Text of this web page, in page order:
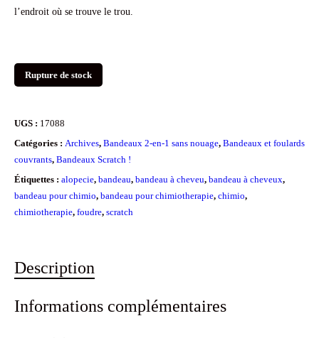
l’endroit où se trouve le trou.
Rupture de stock
UGS : 17088
Catégories : Archives, Bandeaux 2-en-1 sans nouage, Bandeaux et foulards
couvrants, Bandeaux Scratch !
Étiquettes : alopecie, bandeau, bandeau à cheveu, bandeau à cheveux,
bandeau pour chimio, bandeau pour chimiotherapie, chimio,
chimiotherapie, foudre, scratch
Description
Informations complémentaires